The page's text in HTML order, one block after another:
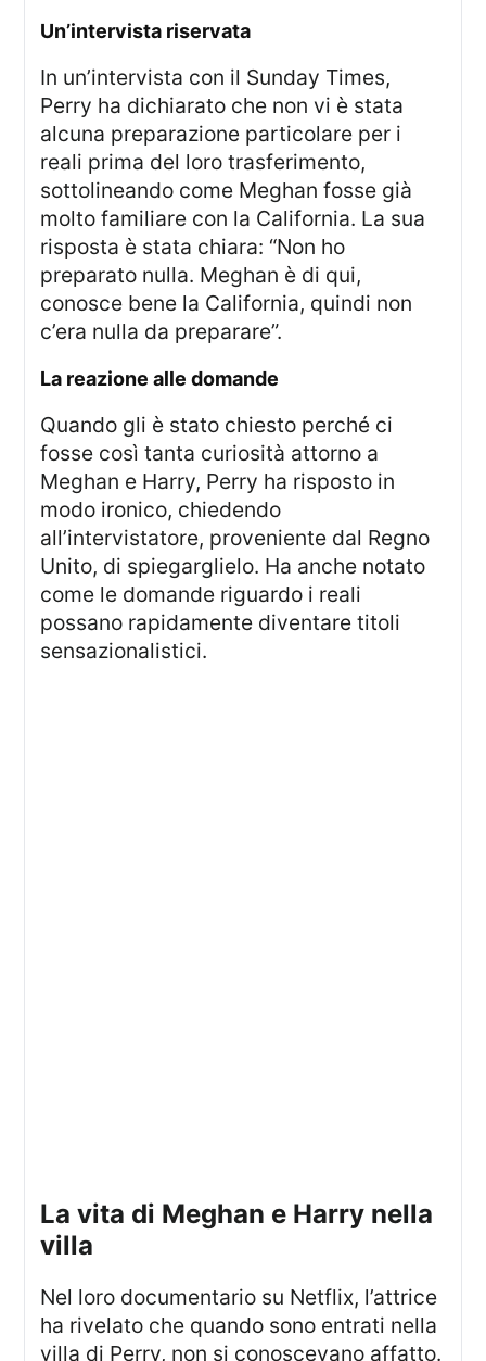
Un’intervista riservata
In un’intervista con il Sunday Times,
Perry ha dichiarato che non vi è stata
alcuna preparazione particolare per i
reali prima del loro trasferimento,
sottolineando come Meghan fosse già
molto familiare con la California. La sua
risposta è stata chiara: “Non ho
preparato nulla. Meghan è di qui,
conosce bene la California, quindi non
c’era nulla da preparare”.
La reazione alle domande
Quando gli è stato chiesto perché ci
fosse così tanta curiosità attorno a
Meghan e Harry, Perry ha risposto in
modo ironico, chiedendo
all’intervistatore, proveniente dal Regno
Unito, di spiegarglielo. Ha anche notato
come le domande riguardo i reali
possano rapidamente diventare titoli
sensazionalistici.
La vita di Meghan e Harry nella
villa
Nel loro documentario su Netflix, l’attrice
ha rivelato che quando sono entrati nella
villa di Perry, non si conoscevano affatto.